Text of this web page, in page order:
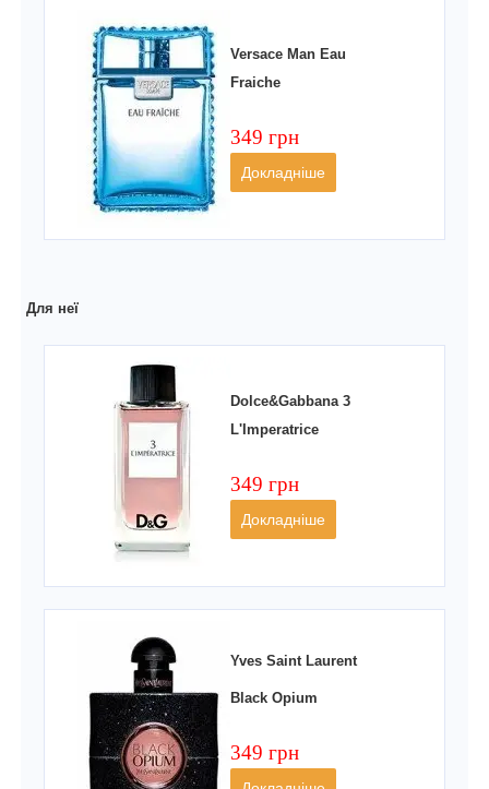
Versace Man Eau
Fraiche
349 грн
Докладніше
Для неї
Dolce&Gabbana 3
L'Imperatrice
349 грн
Докладніше
Yves Saint Laurent
Black Opium
349 грн